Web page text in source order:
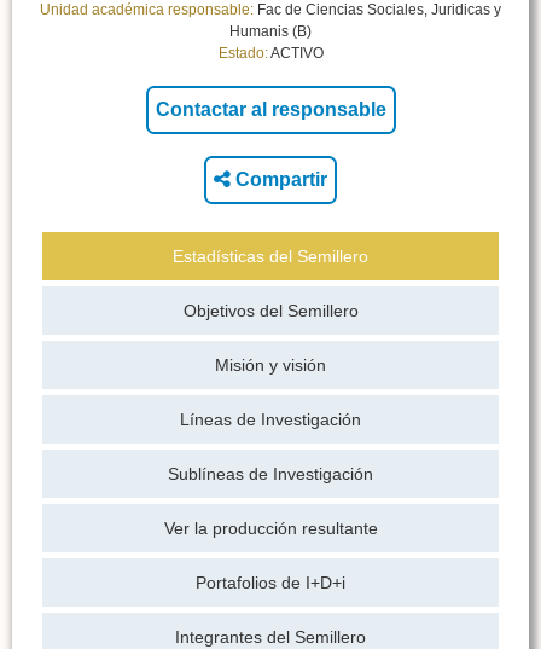
Unidad académica responsable: Fac de Ciencias Sociales, Juridicas y
Humanis (B)
Estado:ACTIVO
Compartir
Estadísticas del Semillero
Objetivos del Semillero
Misión y visión
Líneas de Investigación
Sublíneas de Investigación
Ver la producción resultante
Portafolios de I+D+i
Integrantes del Semillero